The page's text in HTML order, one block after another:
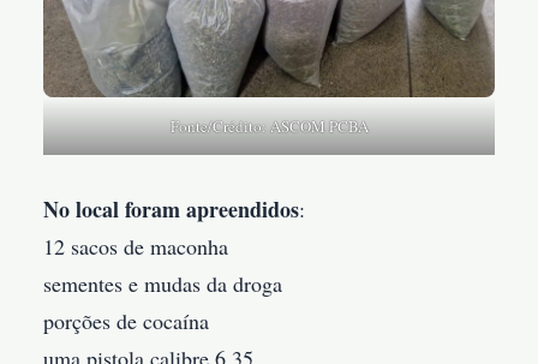
Fonte/Crédito: ASCOM PCBA
No local foram apreendidos:
12 sacos de maconha
sementes e mudas da droga
porções de cocaína
uma pistola calibre 6.35